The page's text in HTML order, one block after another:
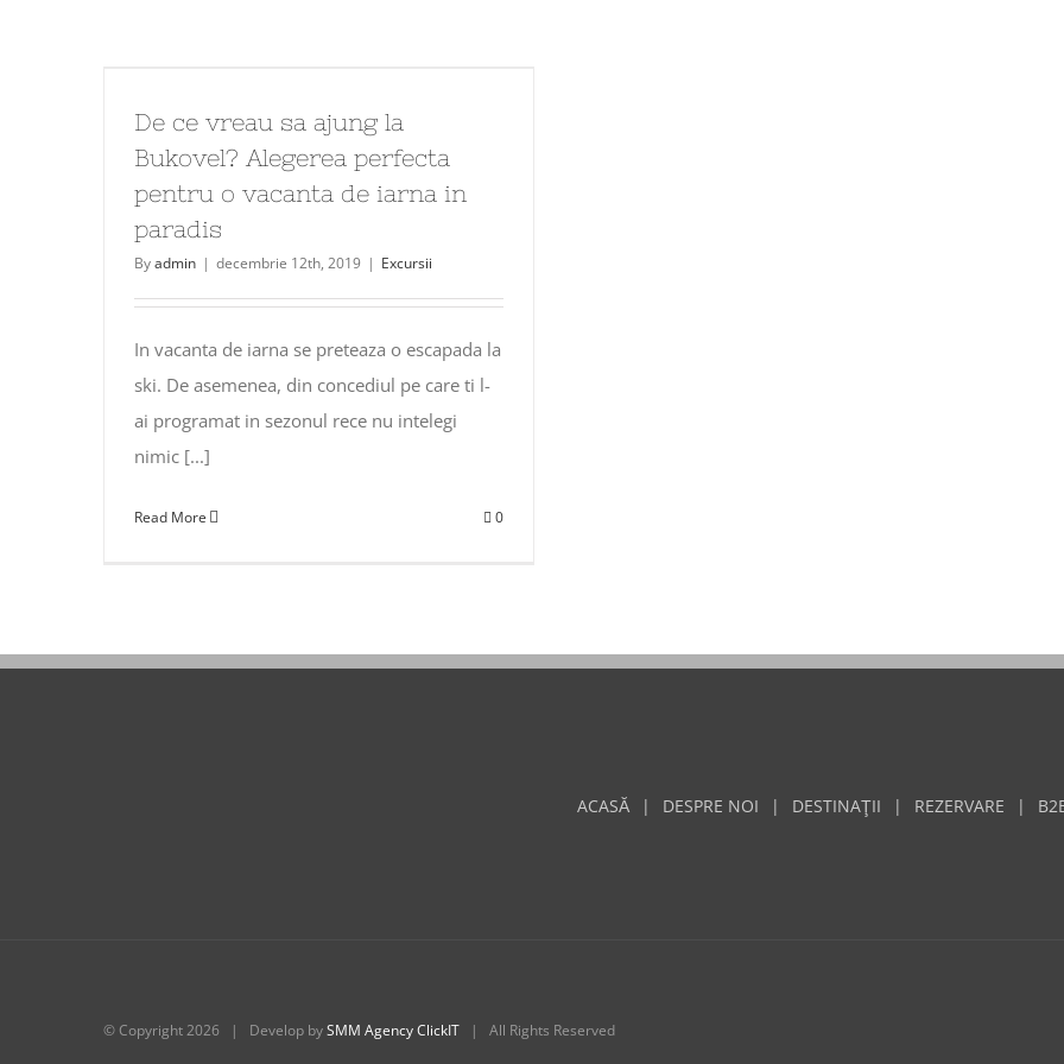
De ce vreau sa ajung la
Bukovel? Alegerea perfecta
pentru o vacanta de iarna in
paradis
Byadmin | decembrie 12th, 2019 | Excursii
In vacanta de iarna se preteaza o escapada la
ski. De asemenea, din concediul pe care ti l-
ai programat in sezonul rece nu intelegi
nimic [...]
Read More 0
ACASĂ DESPRE NOI DESTINAŢII REZERVARE
© Copyright2026 | Develop bySMM Agency ClickIT | All Rights Reserved